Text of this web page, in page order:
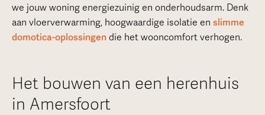
we jouw woning energiezuinig en onderhoudsarm. Denk
aan vloerverwarming, hoogwaardige isolatie en slimme
domotica-oplossingen die het wooncomfort verhogen.
Het bouwen van een herenhuis
in Amersfoort